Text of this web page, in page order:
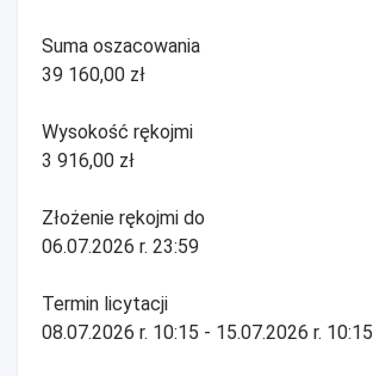
Suma oszacowania
39 160,00 zł
Wysokość rękojmi
3 916,00 zł
Złożenie rękojmi do
06.07.2026 r. 23:59
Termin licytacji
08.07.2026 r. 10:15 - 15.07.2026 r. 10:15